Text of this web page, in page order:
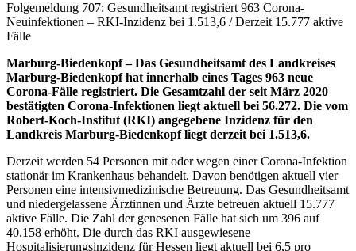
Folgemeldung 707: Gesundheitsamt registriert 963 Corona-
Neuinfektionen – RKI-Inzidenz bei 1.513,6 / Derzeit 15.777 aktive
Fälle
Marburg-Biedenkopf – Das Gesundheitsamt des Landkreises
Marburg-Biedenkopf hat innerhalb eines Tages 963 neue
Corona-Fälle registriert. Die Gesamtzahl der seit März 2020
bestätigten Corona-Infektionen liegt aktuell bei 56.272. Die vom
Robert-Koch-Institut (RKI) angegebene Inzidenz für den
Landkreis Marburg-Biedenkopf liegt derzeit bei 1.513,6.
Derzeit werden 54 Personen mit oder wegen einer Corona-Infektion
stationär im Krankenhaus behandelt. Davon benötigen aktuell vier
Personen eine intensivmedizinische Betreuung. Das Gesundheitsamt
und niedergelassene Ärztinnen und Ärzte betreuen aktuell 15.777
aktive Fälle. Die Zahl der genesenen Fälle hat sich um 396 auf
40.158 erhöht. Die durch das RKI ausgewiesene
Hospitalisierungsinzidenz für Hessen liegt aktuell bei 6,5 pro